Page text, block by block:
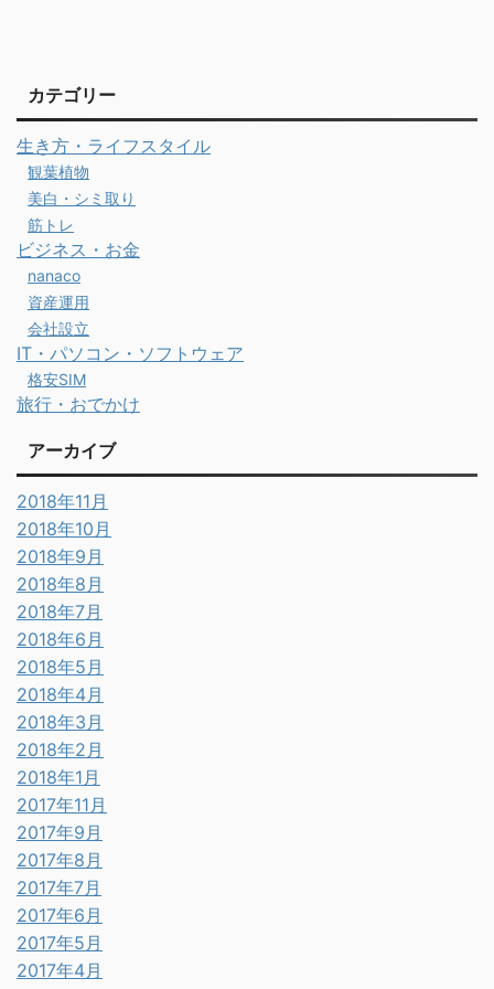
カテゴリー
生き方・ライフスタイル
観葉植物
美白・シミ取り
筋トレ
ビジネス・お金
nanaco
資産運用
会社設立
IT・パソコン・ソフトウェア
格安SIM
旅行・おでかけ
アーカイブ
2018年11月
2018年10月
2018年9月
2018年8月
2018年7月
2018年6月
2018年5月
2018年4月
2018年3月
2018年2月
2018年1月
2017年11月
2017年9月
2017年8月
2017年7月
2017年6月
2017年5月
2017年4月